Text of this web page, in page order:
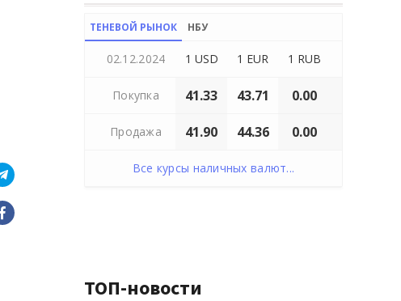
ТЕНЕВОЙ РЫНОК НБУ
02.12.2024 1 USD 1 EUR 1 RUB
Покупка 41.33 43.71 0.00
Продажа 41.90 44.36 0.00
Все курсы наличных валют...
ТОП-новости